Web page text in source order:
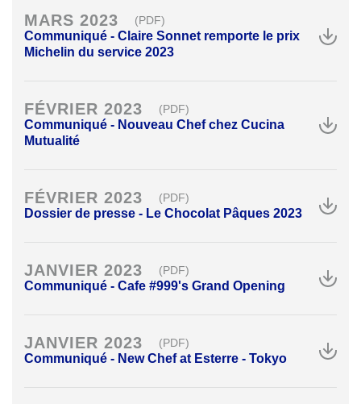
MARS 2023
Communiqué - Claire Sonnet remporte le prix
Michelin du service 2023
(PDF)
FÉVRIER 2023
Communiqué - Nouveau Chef chez Cucina
Mutualité
(PDF)
FÉVRIER 2023
Dossier de presse - Le Chocolat Pâques 2023
(PDF)
JANVIER 2023
Communiqué - Cafe #999's Grand Opening
(PDF)
JANVIER 2023
Communiqué - New Chef at Esterre - Tokyo
(PDF)